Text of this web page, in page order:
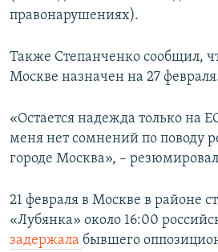
правонарушениях).
Также Степанченко сообщил,
Москве назначен на 27
«Остается надежда только на
меня нет сомнений по поводу
городе Москва», –
21 февраля в Москве в районе
«Лубянка» около 16:00
задержала бывшего